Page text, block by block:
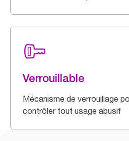
Verrouillable
Mécanisme de verrouillage
contrôler tout usage abusif